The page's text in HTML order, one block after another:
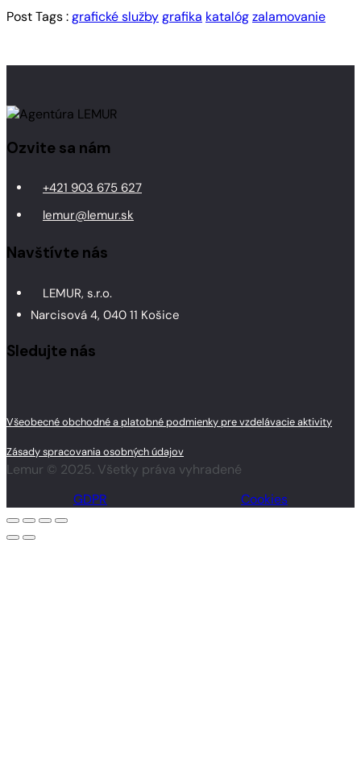
Post Tags :grafické službygrafika katalógzalamovanie
Ozvite sa nám
+421 903 675 627
lemur@lemur.sk
Navštívte nás
LEMUR, s.r.o.
Narcisová 4, 040 11 Košice
Sledujte nás
Všeobecné obchodné a platobné podmienky pre vzdelávacie aktivity
Zásady spracovania osobných údajov
Lemur © 2025. Všetky práva vyhradené
GDPR
Cookies